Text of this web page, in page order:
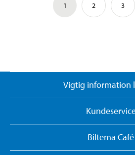
1 2 3
Vigtig information
Biltema Café